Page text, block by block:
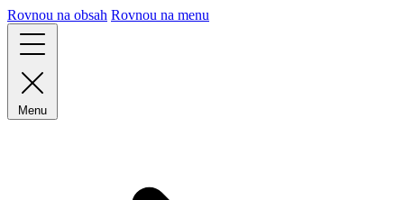
Rovnou na obsah Rovnou na menu
Menu